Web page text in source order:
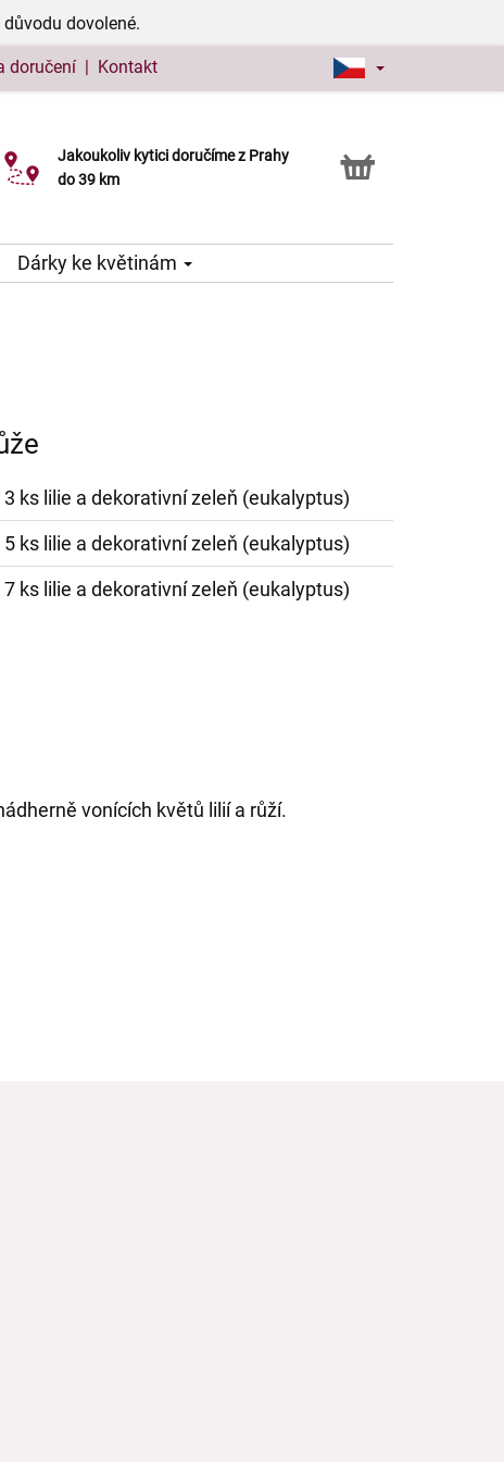
dovolené.
doručení | Kontakt
Jakoukoliv kytici doručíme z Prahy
do 39 km
Možnost vyzvednout v naší květince
Dárky ke květinám
3 ks lilie a dekorativní zeleň (eukalyptus)
5 ks lilie a dekorativní zeleň (eukalyptus)
7 ks lilie a dekorativní zeleň (eukalyptus)
vonících květů lilií a růží.